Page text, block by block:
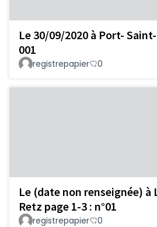
Le 30/09/2020 à Port-
001
registrepapier 0
Le (date non renseignée) à
Retz page 1-3 : n°01
registrepapier 0